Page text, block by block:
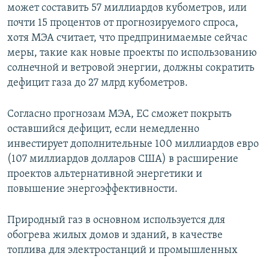
может составить 57 миллиардов кубометров, или
почти 15 процентов от прогнозируемого спроса,
хотя МЭА считает, что предпринимаемые сейчас
меры, такие как новые проекты по использованию
солнечной и ветровой энергии, должны сократить
дефицит газа до 27 млрд кубометров.
Согласно прогнозам МЭА, ЕС сможет покрыть
оставшийся дефицит, если немедленно
инвестирует дополнительные 100 миллиардов евро
(107 миллиардов долларов США) в расширение
проектов альтернативной энергетики и
повышение энергоэффективности.
Природный газ в основном используется для
обогрева жилых домов и зданий, в качестве
топлива для электростанций и промышленных